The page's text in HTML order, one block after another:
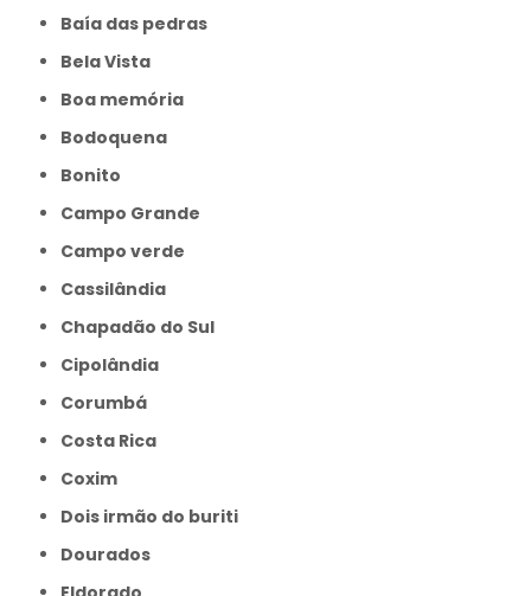
Baía das pedras
Bela Vista
Boa memória
Bodoquena
Bonito
Campo Grande
Campo verde
Cassilândia
Chapadão do Sul
Cipolândia
Corumbá
Costa Rica
Coxim
Dois irmão do buriti
Dourados